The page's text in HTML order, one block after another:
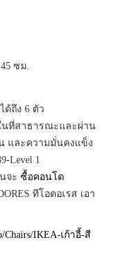
ซม.
ด้ถึง 6 ตัว
นที่สาธารณะและผ่าน
และความมั่นคงแข็ง
Level 1
จะ ซื้อคอนโด
ทีโอดอเรส เอา
Chairs/IKEA-เก้าอี้-สี